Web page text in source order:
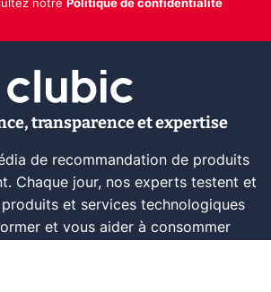
notre Politique de confidentialité
transparence et expertise
de recommandation de produits
Chaque jour, nos experts testent et
et services technologiques
et vous aider à consommer